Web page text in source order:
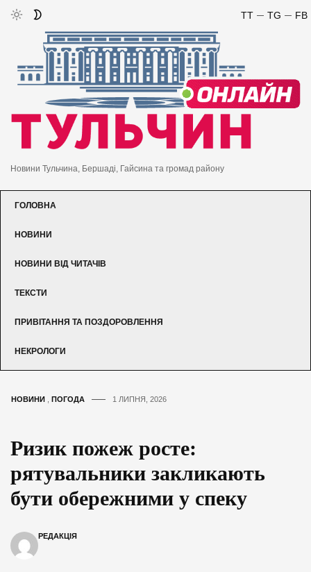
FB
TG
TT
Новини Тульчина, Бершаді, Гайсина та громад району
ГОЛОВНА
НОВИНИ
НОВИНИ ВІД ЧИТАЧІВ
ТЕКСТИ
ПРИВІТАННЯ ТА ПОЗДОРОВЛЕННЯ
НЕКРОЛОГИ
НОВИНИ ПОГОДА 1 ЛИПНЯ, 2026
Ризик пожеж росте:
рятувальники закликають
бути обережними у спеку
РЕДАКЦІЯ